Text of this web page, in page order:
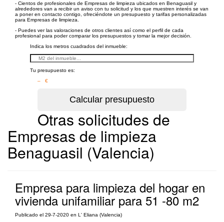
- Cientos de profesionales de Empresas de limpieza ubicados en Benaguasil y
alrededores van a recibir un aviso con tu solicitud y los que muestren interés se van
a poner en contacto contigo, ofreciéndote un presupuesto y tarifas personalizadas
para Empresas de limpieza.
- Puedes ver las valoraciones de otros clientes así como el perfil de cada
profesional para poder comparar los presupuestos y tomar la mejor decisión.
Indica los metros cuadrados del inmueble:
Tu presupuesto es:
– €
Otras solicitudes de
Empresas de limpieza
Benaguasil (Valencia)
Empresa para limpieza del hogar en
vivienda unifamiliar para 51 -80 m2
Publicado el 29-7-2020 en L' Eliana (Valencia)